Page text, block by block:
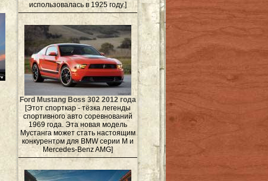
использовалась в 1925 году.]
Ford Mustang Boss 302 2012 года
[Этот спорткар - тёзка легенды
спортивного авто соревнований
1969 года. Эта новая модель
Мустанга может стать настоящим
конкурентом для BMW серии M и
Mercedes-Benz AMG]